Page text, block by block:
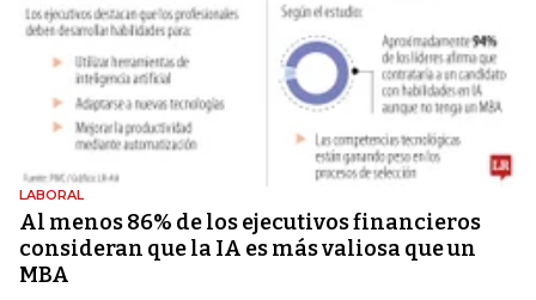
LABORAL
Al menos 86% de los ejecutivos financieros
consideran que la IA es más valiosa que un
MBA